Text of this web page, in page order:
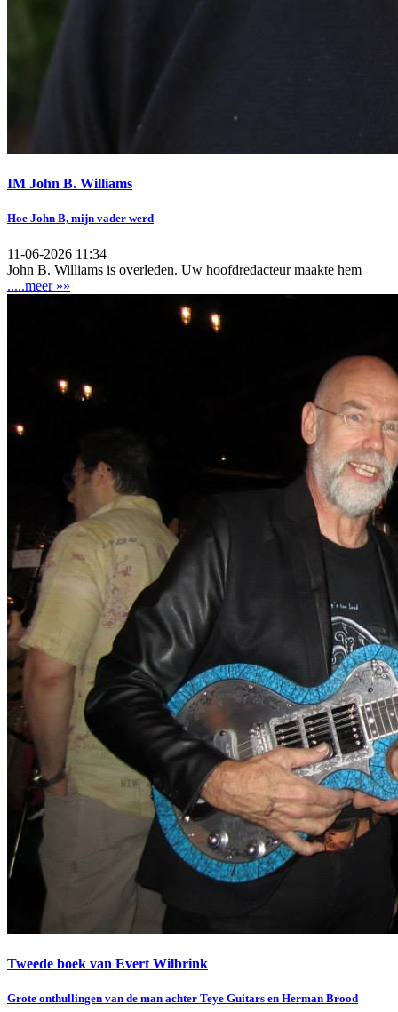
IM John B. Williams
Hoe John B, mijn vader werd
11-06-2026 11:34
John B. Williams is overleden. Uw hoofdredacteur maakte hem
.....meer »»
Tweede boek van Evert Wilbrink
Grote onthullingen van de man achter Teye Guitars en Herman Brood